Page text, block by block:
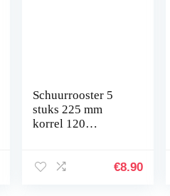
Schuurrooster 5
stuks 225 mm
korrel 120
schuurbladen
€8.90